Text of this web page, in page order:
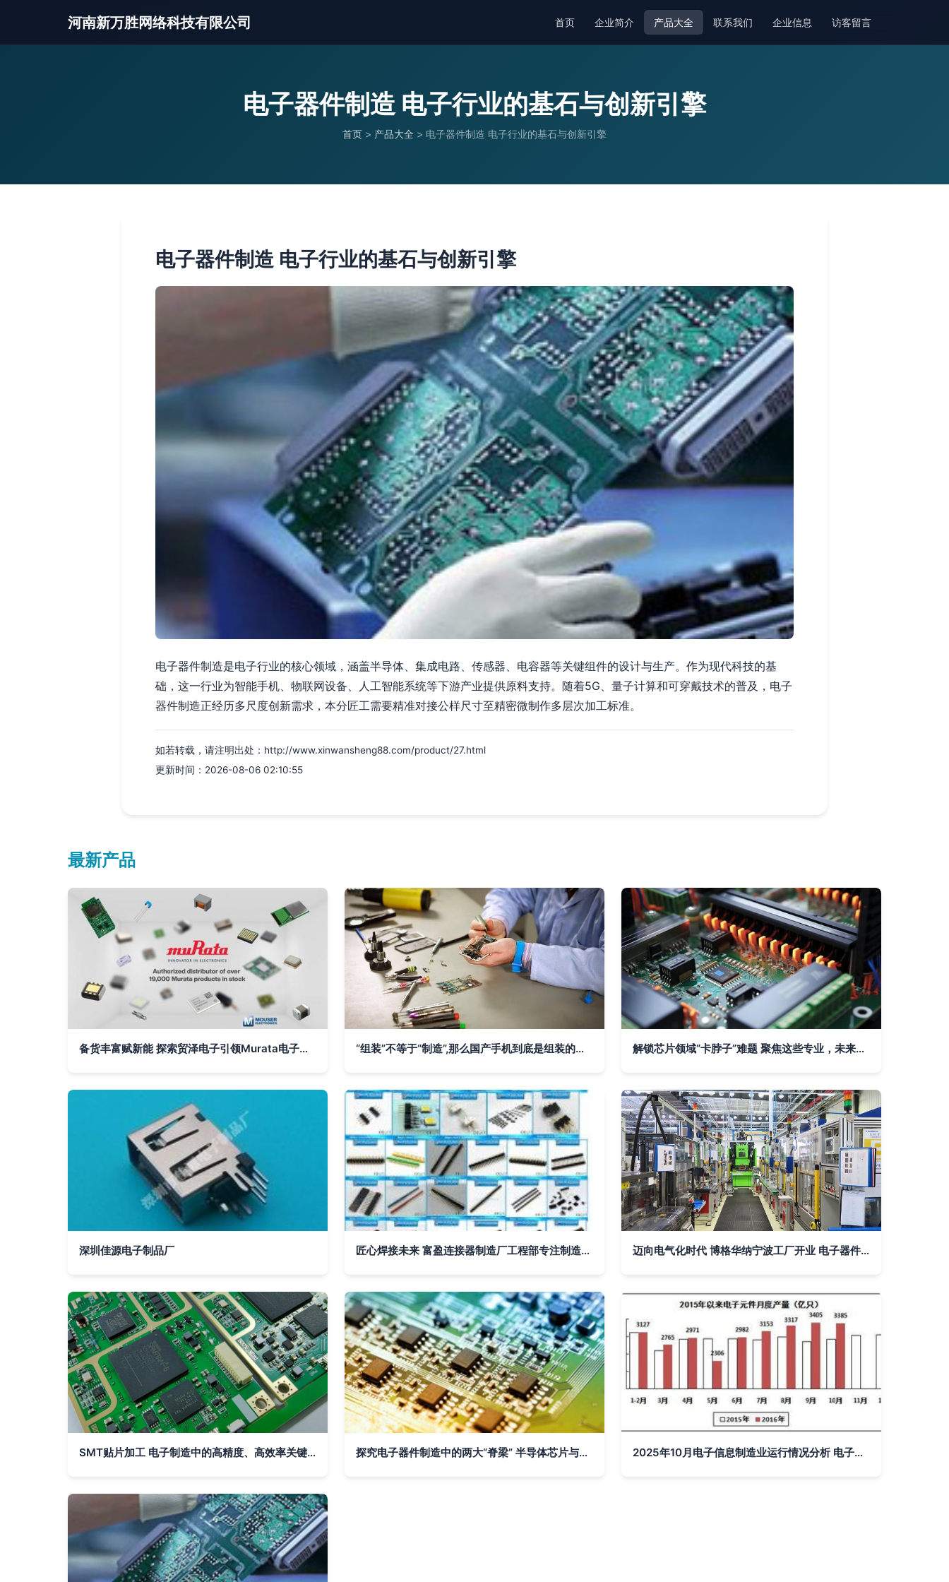
河南新万胜网络科技有限公司 首页 企业简介 产品大全 联系我们 企业信息 访客留言
电子器件制造 电子行业的基石与创新引擎
首页 > 产品大全 > 电子器件制造 电子行业的基石与创新引擎
电子器件制造 电子行业的基石与创新引擎
电子器件制造是电子行业的核心领域，涵盖半导体、集成电路、传感器、电容器等关键组件的设计与生产。作为现代科技的基
础，这一行业为智能手机、物联网设备、人工智能系统等下游产业提供原料支持。随着5G、量子计算和可穿戴技术的普及，电子
器件制造正经历多尺度创新需求，本分匠工需要精准对接公样尺寸至精密微制作多层次加工标准。
如若转载，请注明出处：http://www.xinwansheng88.com/product/27.html
更新时间：2026-08-06 02:10:55
最新产品
备货丰富赋新能 探索贸泽电子引领Murata电子器件制造革新之路 “组装”不等于“制造”,那么国产手机到底是组装的还是制造的? 解锁芯片领域“卡脖子”难题 聚焦这些专业，未来前景无限光明
深圳佳源电子制品厂 匠心焊接未来 富盈连接器制造厂工程部专注制造精密连接器 迈向电气化时代 博格华纳宁波工厂开业 电子器件制造
SMT贴片加工 电子制造中的高精度、高效率关键技术 探究电子器件制造中的两大“脊梁” 半导体芯片与现代科技硬件核心素养 2025年10月电子信息制造业运行情况分析 电子器件行业生产平稳增长